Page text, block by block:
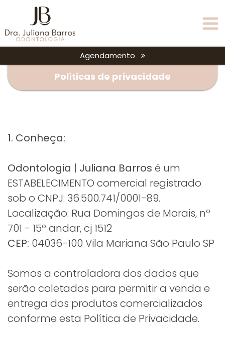
Agendamento
Políticas de privacidade
1. Conheça:
Odontologia | Juliana Barros é um
ESTABELECIMENTO comercial registrado
sob o CNPJ: 36.500.741/0001-89.
Localização: Rua Domingos de Morais, nº
701 - 15º andar, cj 1512
CEP: 04036-100 Vila Mariana São Paulo SP
Somos a controladora dos dados que
serão coletados para permitir a venda e
entrega dos produtos comercializados
conforme esta Política de Privacidade.